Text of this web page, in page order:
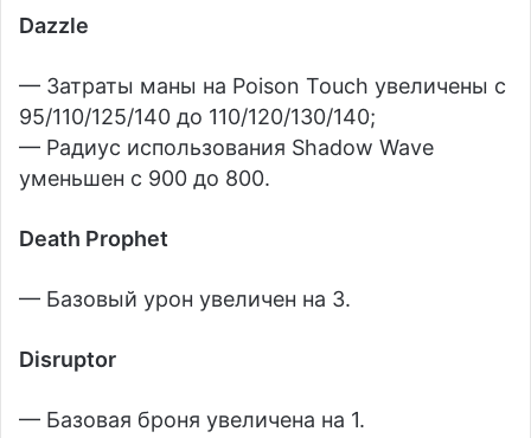
Dazzle
— Затраты маны на Poison Touch увеличены с
95/110/125/140 до 110/120/130/140;
— Радиус использования Shadow Wave
уменьшен с 900 до 800.
Death Prophet
— Базовый урон увеличен на 3.
Disruptor
— Базовая броня увеличена на 1.